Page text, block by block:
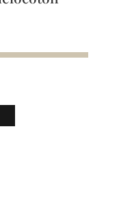
Este